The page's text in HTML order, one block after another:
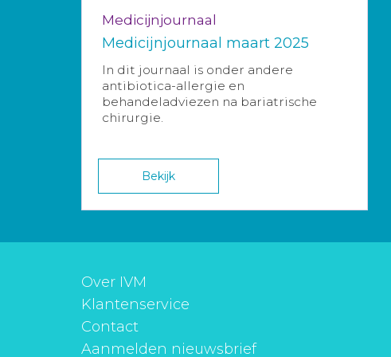
Medicijnjournaal
Medicijnjournaal maart 2025
In dit journaal is onder andere
antibiotica-allergie en
behandeladviezen na bariatrische
chirurgie.
Bekijk
Over IVM
Klantenservice
Contact
Aanmelden nieuwsbrief